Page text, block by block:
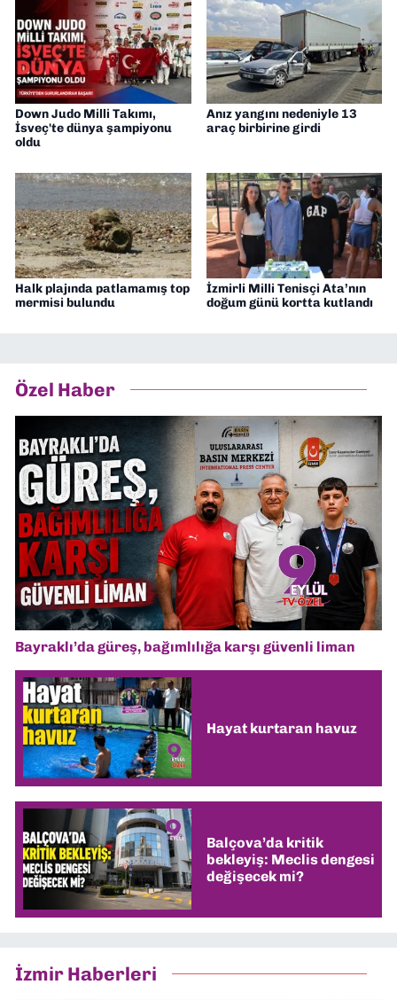
Down Judo Milli Takımı,
İsveç'te dünya şampiyonu
oldu
Anız yangını nedeniyle 13
araç birbirine girdi
Halk plajında patlamamış top
mermisi bulundu
İzmirli Milli Tenisçi Ata’nın
doğum günü kortta kutlandı
Özel Haber
Bayraklı’da güreş, bağımlılığa karşı güvenli liman
Hayat kurtaran havuz
Balçova’da kritik
bekleyiş: Meclis dengesi
değişecek mi?
İzmir Haberleri